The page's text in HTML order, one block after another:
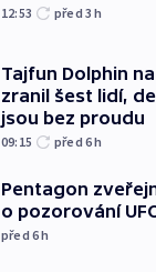
12:53 před 3h
Tajfun Dolphin
zranil šest lidí,
jsou bez proudu
09:15 před 6h
Pentagon
o pozorování
před 6h